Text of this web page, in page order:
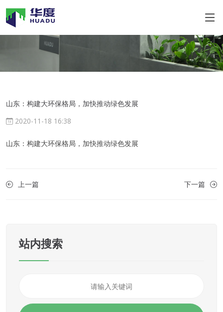
山东：构建大环保格局，加快推动绿色发展
2020-11-18 16:38
山东：构建大环保格局，加快推动绿色发展
上一篇 下一篇
站内搜索